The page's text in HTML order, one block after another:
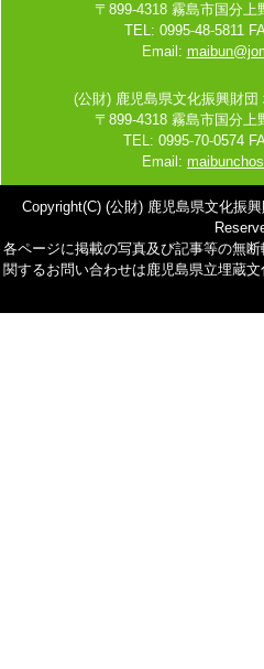
〒899-4318 霧島市国分上
TEL: 0995-48-5811
Email:
(公財) 鹿児島県文化振興財
〒899-4318 霧島市国分上
TEL: 0995-70-0574
Email:
Copyright(C) (公財) 鹿児島県文化振
各ページに掲載の写真及び記事等の無
関するお問い合わせは鹿児島県立埋蔵